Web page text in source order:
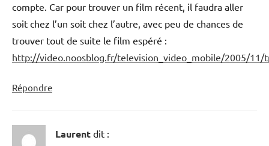
compte. Car pour trouver un film récent, il faudra aller
soit chez l’un soit chez l’autre, avec peu de chances de
trouver tout de suite le film espéré :
http://video.noosblog.fr/television_video_mobile/2005/11/
Répondre
Laurent dit :